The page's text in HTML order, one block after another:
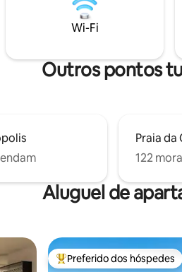
Wi-Fi
Outros pontos
Praia da
122
Aluguel de
Entre os melhores
Preferido dos hóspedes